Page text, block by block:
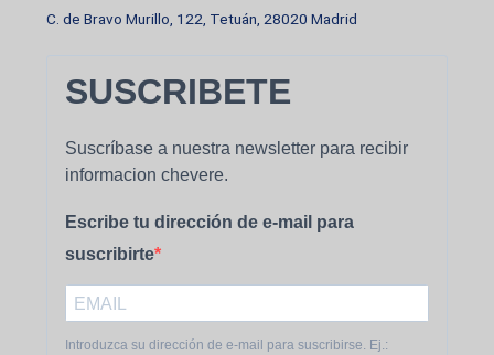
C. de Bravo Murillo, 122, Tetuán, 28020 Madrid
SUSCRIBETE
Suscríbase a nuestra newsletter para recibir
informacion chevere.
Escribe tu dirección de e-mail para
suscribirte
Introduzca su dirección de e-mail para suscribirse. Ej.: